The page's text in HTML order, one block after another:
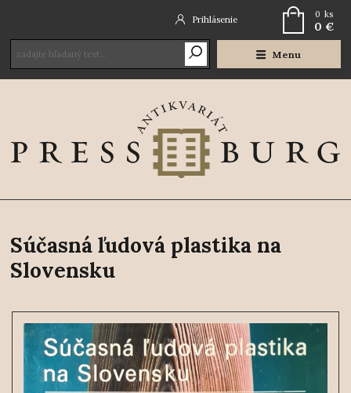
Menu
Prihlásenie 0 ks
0 €
Súčasná ľudová plastika na
Slovensku